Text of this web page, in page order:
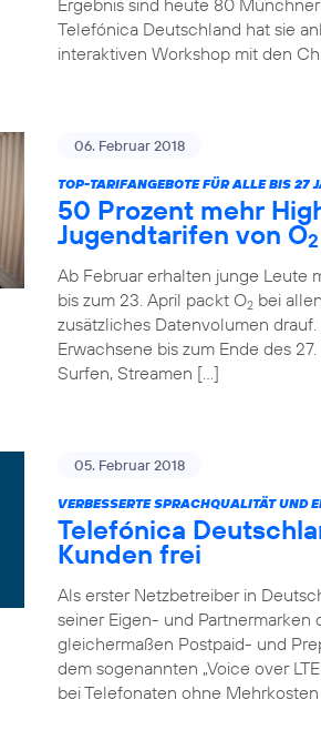
Ergebnis sind heute 80
Telefónica Deutschland hat sie
interaktiven Workshop mit den
06. Februar 2018
TOP-TARIFANGEBOTE FÜR ALLE BIS 27
50 Prozent mehr
Jugendtarifen von O2
Ab Februar erhalten junge Leute
bis zum 23. April packt O2 bei
zusätzliches Datenvolumen
Erwachsene bis zum Ende des
Surfen, Streamen […]
05. Februar 2018
VERBESSERTE SPRACHQUALITÄT UND
Telefónica
Kunden frei
Als erster Netzbetreiber in
seiner Eigen- und Partnermarken
gleichermaßen Postpaid- und
dem sogenannten „Voice over
bei Telefonaten ohne